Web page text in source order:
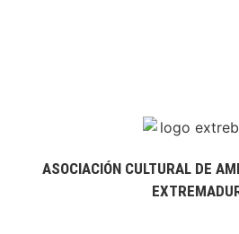
ASOCIACIÓN CULTURAL DE